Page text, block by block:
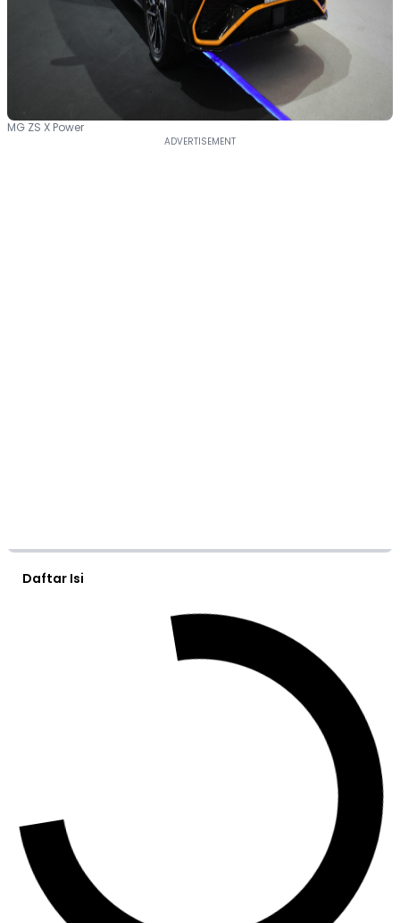
MG ZS X Power
Daftar Isi